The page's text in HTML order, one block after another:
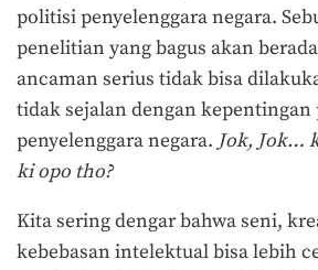
politisi penyelenggara negara.
penelitian yang bagus akan
ancaman serius tidak bisa
tidak sejalan dengan
penyelenggara negara. Jok, Jok…
ki opo tho?
Kita sering dengar bahwa seni,
kebebasan intelektual bisa lebih